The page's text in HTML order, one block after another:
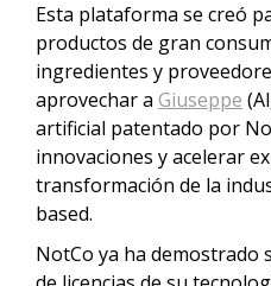
Esta plataforma se creó
productos de gran
ingredientes y
aprovechar a Giuseppe
artificial patentado por
innovaciones y acelerar
transformación de la
based.
NotCo ya ha demostrado